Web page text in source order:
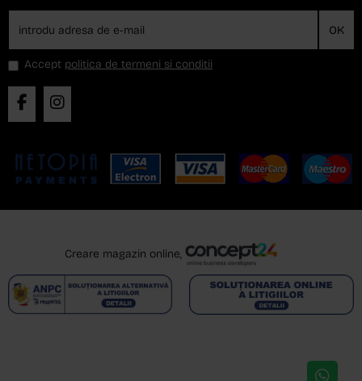
OK
Accept politica de termeni si conditii
Creare magazin online,